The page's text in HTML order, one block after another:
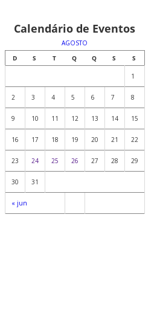
Calendário de Eventos
AGOSTO
D
S T Q Q S S
« jun
1
2 3 4 5 6 7 8
9 10 11 12 13 14 15
16 17 18 19 20 21 22
23 24 25 26 27 28 29
30 31